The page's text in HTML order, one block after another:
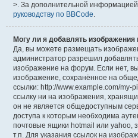
>. За дополнительной
руководству по BBCode.
Могу ли я добавлять
Да, вы можете размещать
администратор разрешил
изображение на форум. Если нет,
изображение, сохранённое на
ссылки: http://www.example.com/my-
ссылку ни на изображения,
он не является общедоступным
доступа к которым необходима
почтовые ящики hotmail или
т.п. Для указания ссылок на